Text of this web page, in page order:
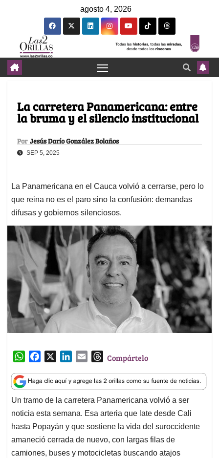
agosto 4, 2026
La carretera Panamericana: entre
la bruma y el silencio institucional
Por Jesús Darío González Bolaños
SEP 5, 2025
La Panamericana en el Cauca volvió a cerrarse, pero lo
que reina no es el paro sino la confusión: demandas
difusas y gobiernos silenciosos.
W
a
t
s
A
p
p
c
e
b
o
o
k
n
k
e
d
I
n
a
i
l
T
r
e
a
d
s
Compártelo
Un tramo de la carretera Panamericana volvió a ser
noticia esta semana. Esa arteria que late desde Cali
hasta Popayán y que sostiene la vida del suroccidente
amaneció cerrada de nuevo, con largas filas de
camiones, buses y motocicletas buscando atajos